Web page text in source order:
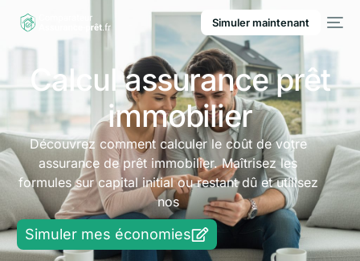
Simuler maintenant
Calcul assurance prêt
immobilier
Découvrez comment calculer le coût de votre
assurance de prêt immobilier. Maîtrisez les
formules sur capital initial ou restant dû et utilisez
nos
Simuler mes économies